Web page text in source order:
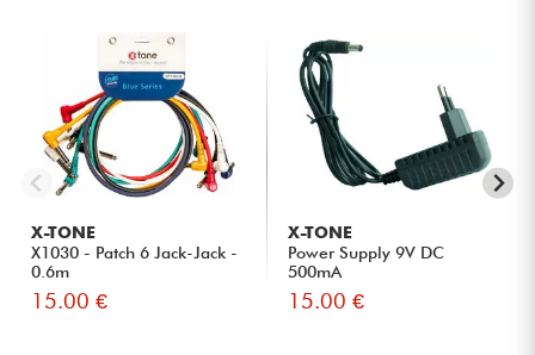
X-TONE
X1030 - Patch 6 Jack-Jack -
0.6m
15.00 €
X-TONE
Power Supply 9V DC
500mA
15.00 €